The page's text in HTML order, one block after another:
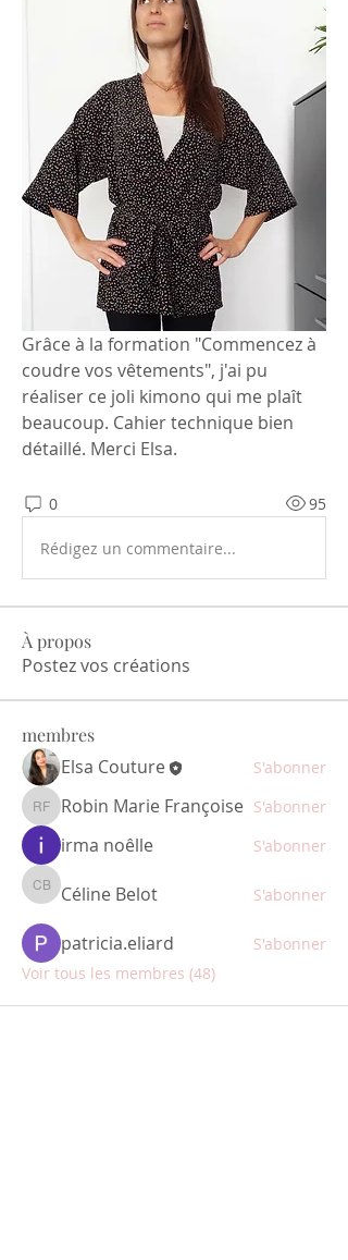
Grâce à la formation "Commencez à
coudre vos vêtements", j'ai pu
réaliser ce joli kimono qui me plaît
beaucoup. Cahier technique bien
détaillé. Merci Elsa.
0 95
Rédigez un commentaire...
À propos
Postez vos créations
membres
Elsa Couture S'abonner
Robin Marie Françoise
Robin Marie Françoise S'abonner
irma noêlle S'abonner
Céline Belot
Céline Belot S'abonner
patricia.eliard
S'abonner
Voir tous les membres (48)